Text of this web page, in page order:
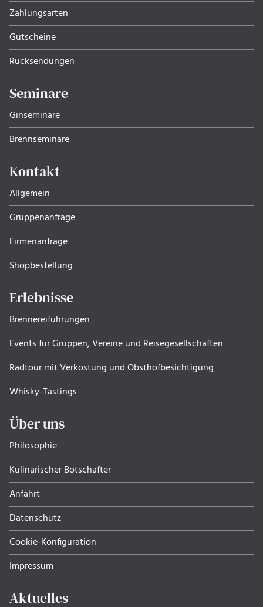
Zahlungsarten
Gutscheine
Rücksendungen
Seminare
Ginseminare
Brennseminare
Kontakt
Allgemein
Gruppenanfrage
Firmenanfrage
Shopbestellung
Erlebnisse
Brennereiführungen
Events für Gruppen, Ver­eine und Rei­se­ge­sell­schaf­ten
Radtour mit Verkostung und Obsthof­be­sich­ti­gung
Whisky-Tastings
Über uns
Philosophie
Kulinarischer Botschafter
Anfahrt
Datenschutz
Cookie-Konfiguration
Impressum
Aktuelles